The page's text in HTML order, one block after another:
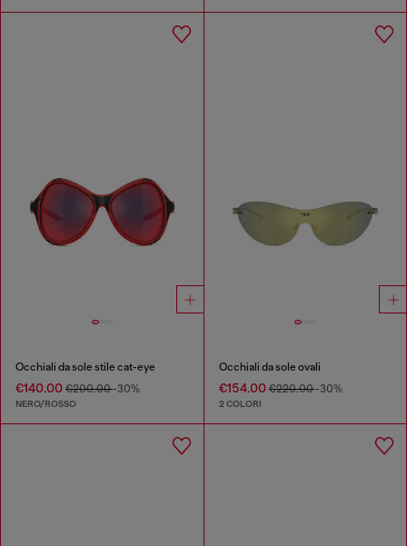
Occhiali da sole stile cat-eye
€140.00 €200.00-30%
NERO/ROSSO
Occhiali da sole ovali
€154.00€220.00-30%
2 COLORI